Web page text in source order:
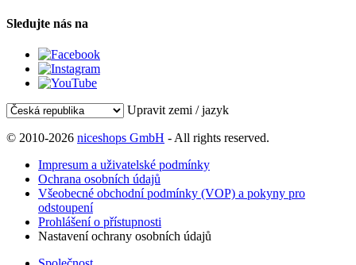
Sledujte nás na
Upravit zemi / jazyk
© 2010-2026 niceshops GmbH - All rights reserved.
Impresum a uživatelské podmínky
Ochrana osobních údajů
Všeobecné obchodní podmínky (VOP) a pokyny pro
odstoupení
Prohlášení o přístupnosti
Nastavení ochrany osobních údajů